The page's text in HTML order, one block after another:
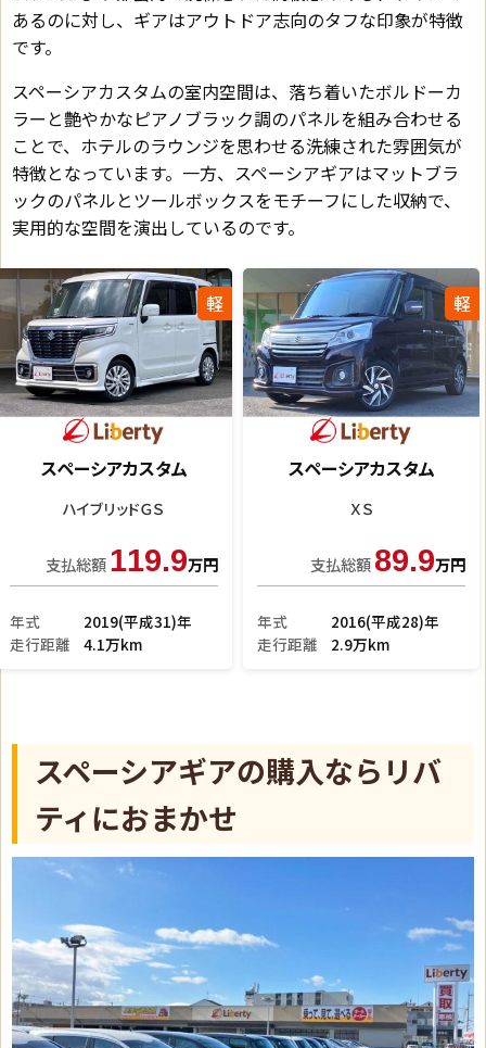
あるのに対し、ギアはアウトドア志向のタフな印象が特徴
です。
スペーシアカスタムの室内空間は、落ち着いたボルドーカ
ラーと艶やかなピアノブラック調のパネルを組み合わせる
ことで、ホテルのラウンジを思わせる洗練された雰囲気が
特徴となっています。一方、スペーシアギアはマットブラ
ックのパネルとツールボックスをモチーフにした収納で、
実用的な空間を演出しているのです。
軽
タム
万円
28)年
軽
スペーシアカスタム
支払総額139.9 万円
年式
2021(令和3)年
走行距離
スペーシア
支払総額
年式
2026(
走行距離
スペーシアギアの購入ならリバ
ティにおまかせ